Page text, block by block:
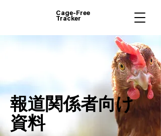
Cage-Free
Tracker
報道関係者向け
資料